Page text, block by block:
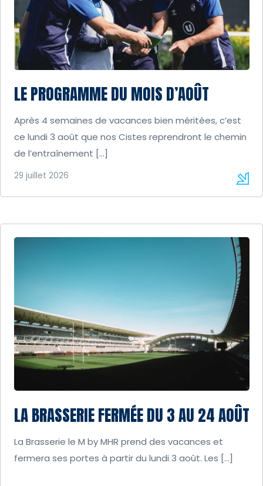
LE PROGRAMME DU MOIS D’AOÛT
Après 4 semaines de vacances bien méritées, c’est
ce lundi 3 août que nos Cistes reprendront le chemin
de l’entraînement […]
29 juillet 2026
LA BRASSERIE FERMÉE DU 3 AU 24 AOÛT
La Brasserie le M by MHR prend des vacances et
fermera ses portes à partir du lundi 3 août. Les […]